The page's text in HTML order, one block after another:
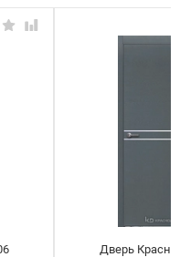
Дверь